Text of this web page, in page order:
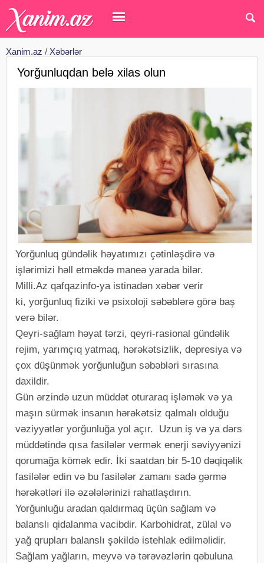
Xanim.az / Xəbərlər
Yorğunluqdan belə xilas olun
Yorğunluq gündəlik həyatımızı çətinləşdirə və
işlərimizi həll etməkdə maneə yarada bilər.
Milli.Az qafqazinfo-ya istinadən xəbər verir
ki, yorğunluq fiziki və psixoloji səbəblərə görə baş
verə bilər.
Qeyri-sağlam həyat tərzi, qeyri-rasional gündəlik
rejim, yarımçıq yatmaq, hərəkətsizlik, depresiya və
çox düşünmək yorğunluğun səbəbləri sırasına
daxildir.
Gün ərzində uzun müddət oturaraq işləmək və ya
maşın sürmək insanın hərəkətsiz qalmalı olduğu
vəziyyətlər yorğunluğa yol açır. Uzun iş və ya dərs
müddətində qısa fasilələr vermək enerji səviyyənizi
qorumağa kömək edir. İki saatdan bir 5-10 dəqiqəlik
fasilələr edin və bu fasilələr zamanı sadə gərmə
hərəkətləri ilə əzələlərinizi rahatlaşdırın.
Yorğunluğu aradan qaldırmaq üçün sağlam və
balanslı qidalanma vacibdir. Karbohidrat, zülal və
yağ qrupları balanslı şəkildə istehlak edilməlidir.
Sağlam yağların, meyvə və tərəvəzlərin qəbuluna